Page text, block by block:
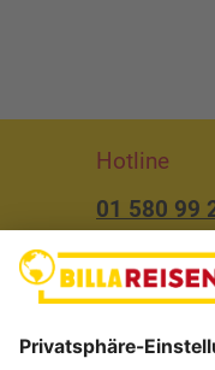
Hotline
01 580 99
Über uns
Service